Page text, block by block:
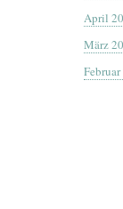
April
März